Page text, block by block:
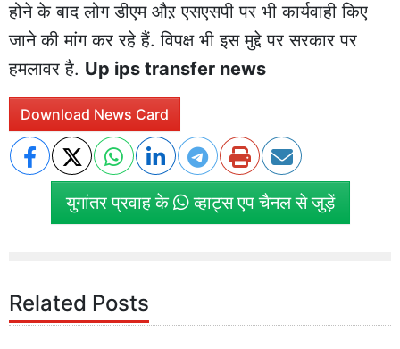
होने के बाद लोग डीएम औऱ एसएसपी पर भी कार्यवाही किए
जाने की मांग कर रहे हैं. विपक्ष भी इस मुद्दे पर सरकार पर
हमलावर है. Up ips transfer news
Download News Card
युगांतर प्रवाह के व्हाट्स एप चैनल से जुड़ें
Related Posts